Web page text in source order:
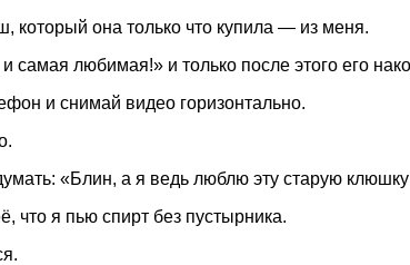
который она только что купила — из меня.
любимая!» и только после этого его
и снимай видео горизонтально.
«Блин, а я ведь люблю эту старую
что я пью спирт без пустырника.